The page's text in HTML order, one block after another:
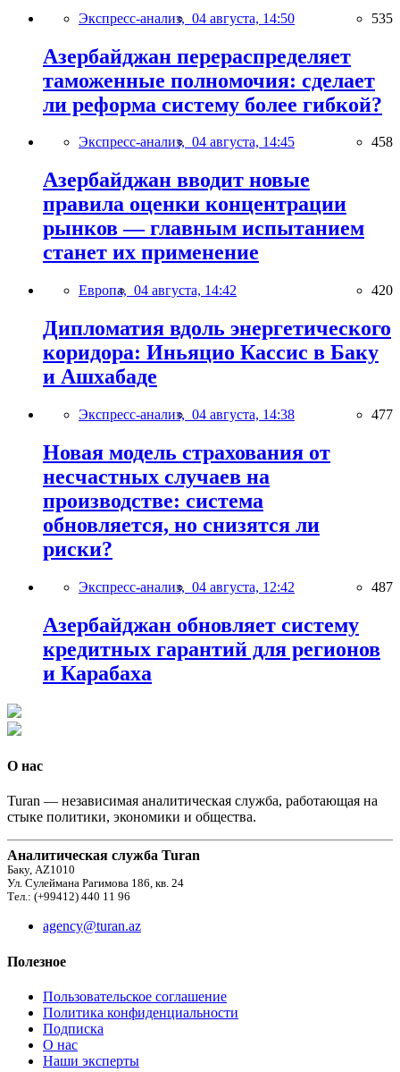
Экспресс-анализ, 04 августа, 14:50 535
Азербайджан перераспределяет
таможенные полномочия: сделает
ли реформа систему более гибкой?
Экспресс-анализ, 04 августа, 14:45 458
Азербайджан вводит новые
правила оценки концентрации
рынков — главным испытанием
станет их применение
Европа, 04 августа, 14:42 420
Дипломатия вдоль энергетического
коридора: Иньяцио Кассис в Баку
и Ашхабаде
Экспресс-анализ, 04 августа, 14:38 477
Новая модель страхования от
несчастных случаев на
производстве: система
обновляется, но снизятся ли
риски?
Экспресс-анализ, 04 августа, 12:42 487
Азербайджан обновляет систему
кредитных гарантий для регионов
и Карабаха
О нас
Turan — независимая аналитическая служба, работающая на
стыке политики, экономики и общества.
Аналитическая служба Turan
Баку, AZ1010
Ул. Сулеймана Рагимова 186, кв. 24
Тел.: (+99412) 440 11 96
agency@turan.az
Полезное
Пользовательское соглашение
Политика конфиденциальности
Подписка
О нас
Наши эксперты